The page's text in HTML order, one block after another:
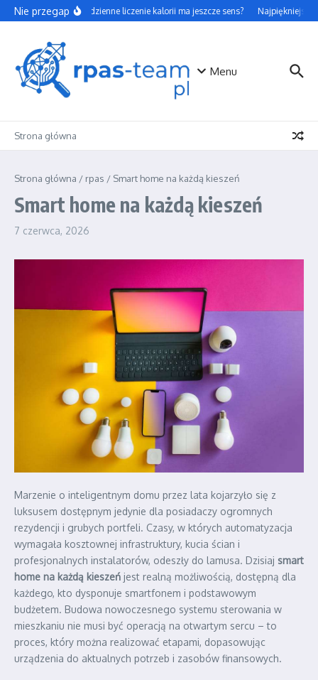
Przejdź do treści
Nie przegapCzy codzienne liczenie kalorii ma jeszcze sens? Najpiękniejsze
Menu
Strona główna
Strona główna / rpas / Smart home na każdą kieszeń
Smart home na każdą kieszeń
7 czerwca, 2026
Marzenie o inteligentnym domu przez lata kojarzyło się z
luksusem dostępnym jedynie dla posiadaczy ogromnych
rezydencji i grubych portfeli. Czasy, w których automatyzacja
wymagała kosztownej infrastruktury, kucia ścian i
profesjonalnych instalatorów, odeszły do lamusa. Dzisiaj smart
home na każdą kieszeń jest realną możliwością, dostępną dla
każdego, kto dysponuje smartfonem i podstawowym
budżetem. Budowa nowoczesnego systemu sterowania w
mieszkaniu nie musi być operacją na otwartym sercu – to
proces, który można realizować etapami, dopasowując
urządzenia do aktualnych potrzeb i zasobów finansowych.